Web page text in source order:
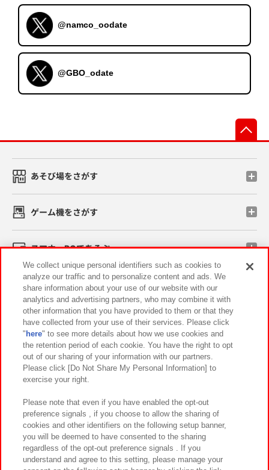
@namco_oodate
@GBO_odate
あそび場をさがす
ゲーム機をさがす
スマホ・PCであそぶ
イベント・キャンペーン
関連会社 サステナビリティ サイトポリシー
プライバシーポリシー ウェブアクセシビリティ方針と検証結果
お取引先さまとともに
カスタマーハラスメント対応方針 よくあるご質問・お問い合わせ
We collect unique personal identifiers such as cookies to
analyze our traffic and to personalize content and ads. We
share information about your use of our website with our
analytics and advertising partners, who may combine it with
other information that you have provided to them or that they
have collected from your use of their services. Please click
" here" to see more details about how we use cookies and
the retention period of each cookie. You have the right to opt
out of our sharing of your information with our partners.
Please click [Do Not Share My Personal Information] to
exercise your right.
Please note that even if you have enabled the opt-out
preference signals , if you choose to allow the sharing of
cookies and other identifiers on the following setup banner,
you will be deemed to have consented to the sharing
regardless of the opt-out preference signals . If you
understand and agree to this setting, please manage your